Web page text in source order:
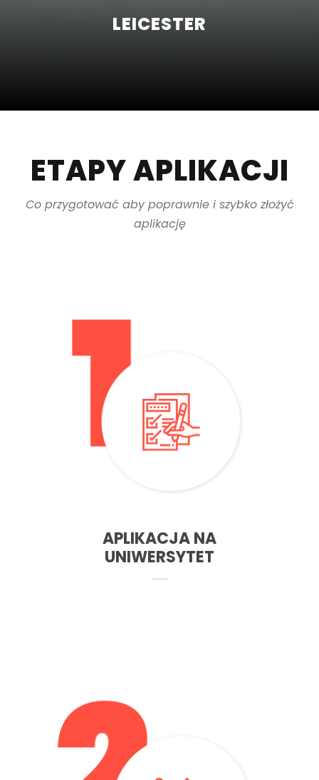
LEICESTER
ETAPY APLIKACJI
Co przygotować aby poprawnie i szybko złożyć
aplikację
APLIKACJA NA
UNIWERSYTET
– Wyślij aplikację online lub przyjdź do nas do biura
Wybierz kierunek
– Pomożemy Ci z przebrnieciem wywiadu na uczelni.
Podpowiemy jakie tematy mogą wystapic na teście i jak